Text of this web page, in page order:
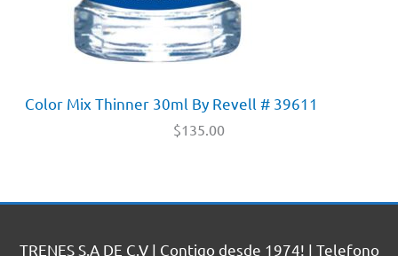
Color Mix Thinner 30ml By Revell # 39611
$135.00
TRENES S.A DE C.V | Contigo desde 1974! | Telefono